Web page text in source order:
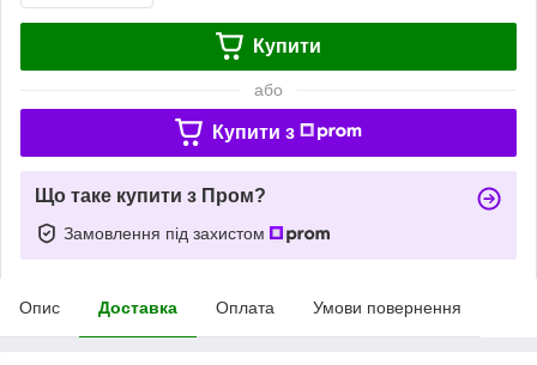
Купити
або
Купити з
Що таке купити з Пром?
Замовлення під захистом
Опис Доставка Оплата Умови повернення